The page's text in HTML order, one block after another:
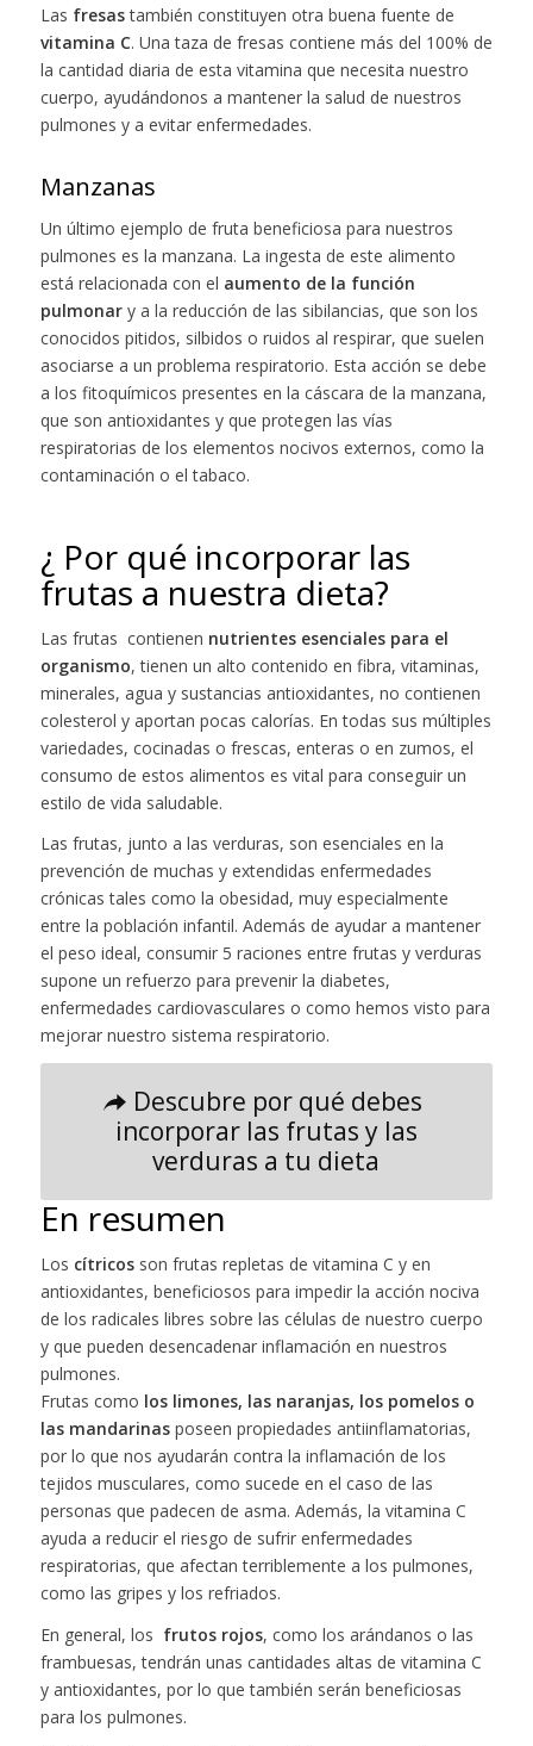
Las fresastambién constituyen otra buena fuente de
vitamina C. Una taza de fresas contiene más del 100% de
la cantidad diaria de esta vitamina que necesita nuestro
cuerpo, ayudándonos a mantener la salud de nuestros
pulmones y a evitar enfermedades.
Manzanas
Un último ejemplo de fruta beneficiosa para nuestros
pulmones es la manzana. La ingesta de este alimento
está relacionada con el aumento de la función
pulmonary a la reducción de las sibilancias, que son los
conocidos pitidos, silbidos o ruidos al respirar, que suelen
asociarse a un problema respiratorio. Esta acción se debe
a los fitoquímicos presentes en la cáscara de la manzana,
que son antioxidantes y que protegen las vías
respiratorias de los elementos nocivos externos, como la
contaminación o el tabaco.
¿ Por qué incorporar las
frutas a nuestra dieta?
Las frutas contienen nutrientes esenciales para el
organismo, tienen un alto contenido en fibra, vitaminas,
minerales, agua y sustancias antioxidantes, no contienen
colesterol y aportan pocas calorías. En todas sus múltiples
variedades, cocinadas o frescas, enteras o en zumos, el
consumo de estos alimentos es vital para conseguir un
estilo de vida saludable.
Las frutas, junto a las verduras, son esenciales en la
prevención de muchas y extendidas enfermedades
crónicas tales como la obesidad, muy especialmente
entre la población infantil. Además de ayudar a mantener
el peso ideal, consumir 5 raciones entre frutas y verduras
supone un refuerzo para prevenir la diabetes,
enfermedades cardiovasculares o como hemos visto para
mejorar nuestro sistema respiratorio.
Descubre por qué debes
incorporar las frutas y las
verduras a tu dieta
En resumen
Los cítricosson frutas repletas de vitamina C y en
antioxidantes, beneficiosos para impedir la acción nociva
de los radicales libres sobre las células de nuestro cuerpo
y que pueden desencadenar inflamación en nuestros
pulmones.
Frutas como los limones, las naranjas, los pomelos o
las mandarinasposeen propiedades antiinflamatorias,
por lo que nos ayudarán contra la inflamación de los
tejidos musculares, como sucede en el caso de las
personas que padecen de asma. Además, la vitamina C
ayuda a reducir el riesgo de sufrir enfermedades
respiratorias, que afectan terriblemente a los pulmones,
como las gripes y los refriados.
En general, los frutos rojos, como los arándanos o las
frambuesas, tendrán unas cantidades altas de vitamina C
y antioxidantes, por lo que también serán beneficiosas
para los pulmones.